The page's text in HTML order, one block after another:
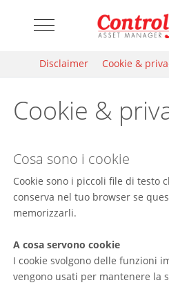
Mobile Menu Toggle
Disclaimer Cookie &
Cookie &
Cosa sono i cookie
Cookie sono i piccoli file di testo
conserva nel tuo browser se
memorizzarli.
A cosa servono cookie
I cookie svolgono delle funzioni
vengono usati per mantenere la